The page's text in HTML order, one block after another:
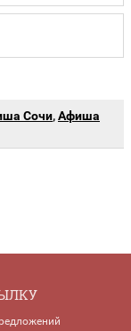
Сочи,Афиша